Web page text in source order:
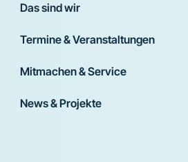
Das sind wir
Termine & Veranstaltungen
Mitmachen & Service
News & Projekte